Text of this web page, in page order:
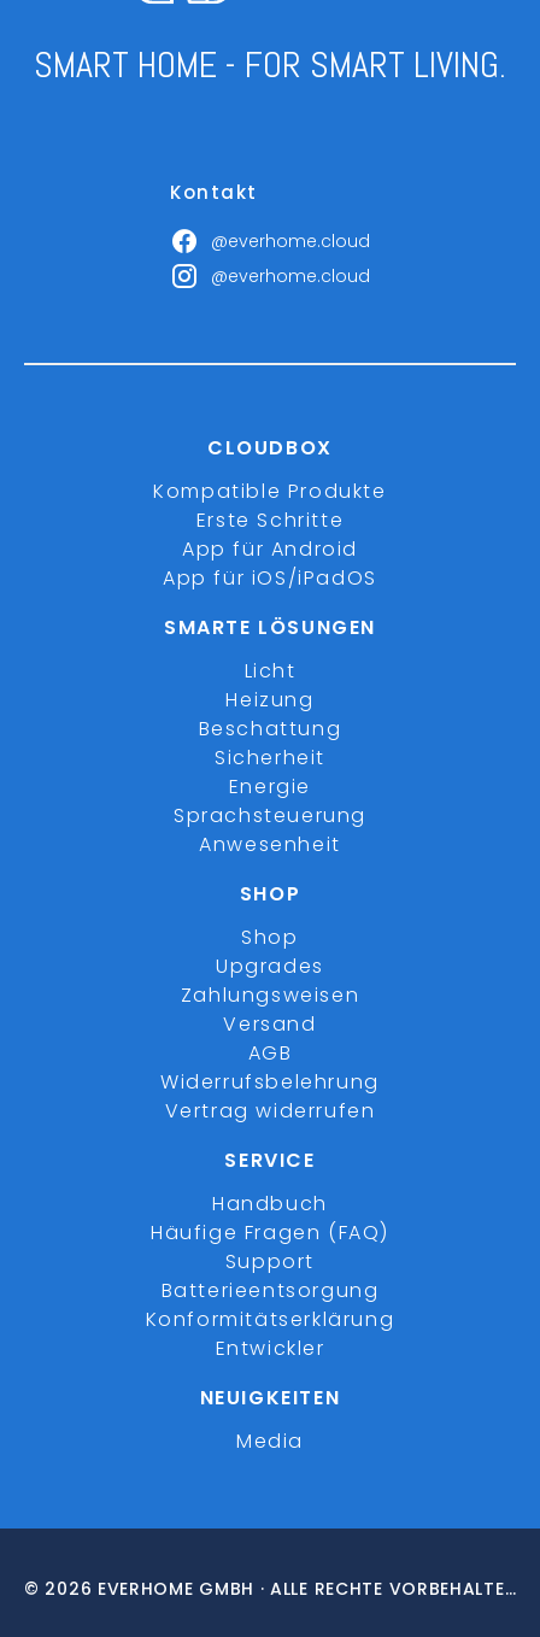
SMART HOME - FOR SMART LIVING.
Kontakt
@everhome.cloud
@everhome.cloud
CLOUDBOX
Kompatible Produkte
Erste Schritte
App für Android
App für iOS/iPadOS
SMARTE LÖSUNGEN
Licht
Heizung
Beschattung
Sicherheit
Energie
Sprachsteuerung
Anwesenheit
SHOP
Shop
Upgrades
Zahlungsweisen
Versand
AGB
Widerrufsbelehrung
Vertrag widerrufen
SERVICE
Handbuch
Häufige Fragen (FAQ)
Support
Batterieentsorgung
Konformitätserklärung
Entwickler
NEUIGKEITEN
Media
© 2026 EVERHOME GMBH · ALLE RECHTE VORBEHALTEN